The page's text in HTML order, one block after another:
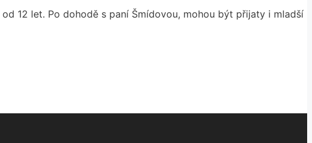
12 let. Po dohodě s paní Šmídovou, mohou být přijaty i mladší